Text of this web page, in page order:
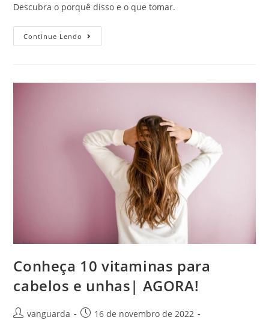
Descubra o porquê disso e o que tomar.
Continue Lendo
Conheça 10 vitaminas para
cabelos e unhas| AGORA!
vanguarda
16 de novembro de 2022